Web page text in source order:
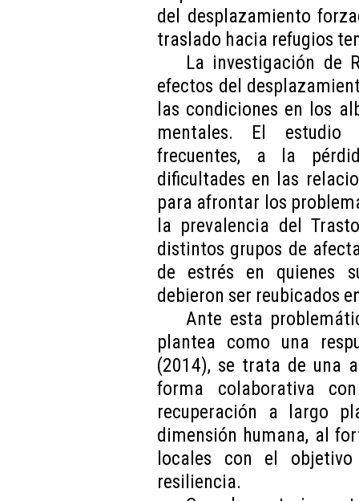
del desplazamiento
traslado hacia refugios
La investigación de
efectos del
las condiciones en los
mentales. El estudio
frecuentes, a la
dificultades en las
para afrontar los
la prevalencia del
distintos grupos de
de estrés en quienes
debieron ser reubicados
Ante esta
plantea como una
(2014), se trata de una
forma colaborativa
recuperación a largo
dimensión humana, al
locales con el
resiliencia.